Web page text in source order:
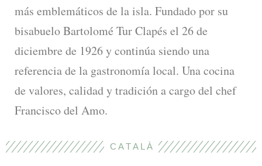
más emblemáticos de la isla. Fundado por su
bisabuelo Bartolomé Tur Clapés el 26 de
diciembre de 1926 y continúa siendo una
referencia de la gastronomía local. Una cocina
de valores, calidad y tradición a cargo del chef
Francisco del Amo.
C A T A L À